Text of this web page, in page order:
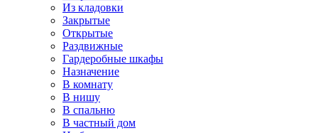
Из кладовки
Закрытые
Открытые
Раздвижные
Гардеробные шкафы
Назначение
В комнату
В нишу
В спальню
В частный дом